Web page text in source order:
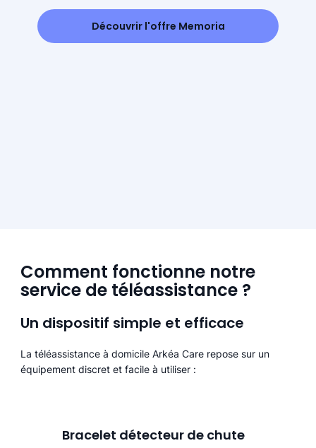
Découvrir l'offre Memoria
Comment fonctionne notre
service de téléassistance ?
Un dispositif simple et efficace
La téléassistance à domicile Arkéa Care repose sur un
équipement discret et facile à utiliser :
Bracelet détecteur de chute